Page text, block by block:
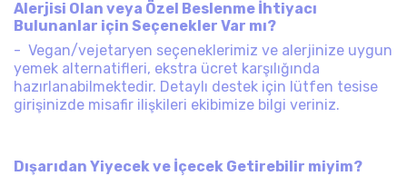
Alerjisi Olan veya Özel Beslenme İhtiyacı
Bulunanlar için Seçenekler Var mı?
- Vegan/vejetaryen seçeneklerimiz ve alerjinize uygun
yemek alternatifleri, ekstra ücret karşılığında
hazırlanabilmektedir. Detaylı destek için lütfen tesise
girişinizde misafir ilişkileri ekibimize bilgi veriniz.
Dışarıdan Yiyecek ve İçecek Getirebilir miyim?